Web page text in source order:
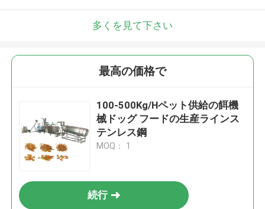
多くを見て下さい
最高の価格で
100-500Kg/Hペット供給の餌機
械ドッグ フードの生産ラインス
テンレス鋼
MOQ： 1
続行